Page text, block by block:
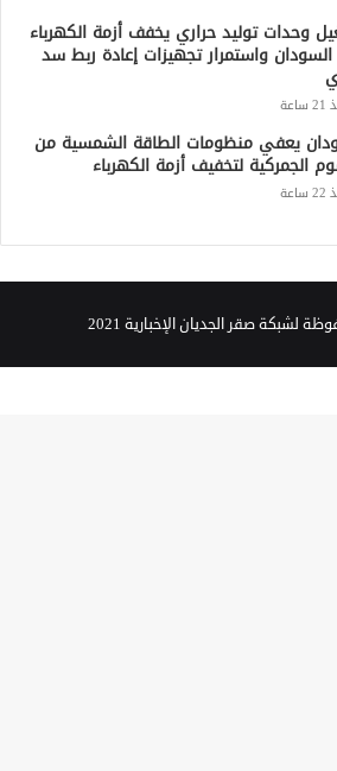
وحدات توليد حراري يخفف أزمة الكهرباء
واستمرار تجهيزات إعادة ربط سد
يعفي منظومات الطاقة الشمسية من
الجمركية لتخفيف أزمة الكهرباء
لشبكة صقر الجديان الإخبارية 2021